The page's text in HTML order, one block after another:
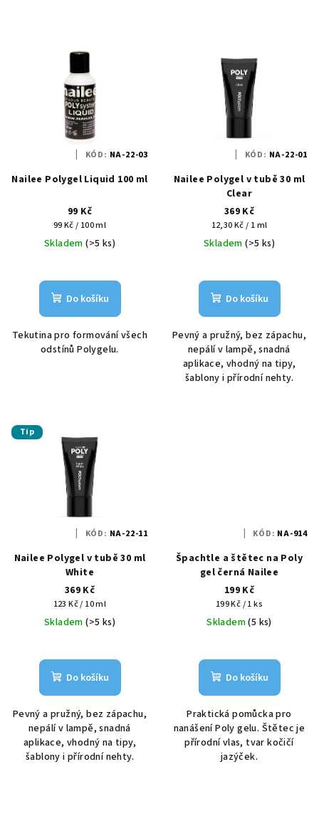
Nailee Polygel Liquid 100 ml
99 Kč
Měrná
cena:
99 Kč / 100 ml
Skladem(>5 ks)
Do košíku
Tekutina pro formování všech
odstínů Polygelu.
KÓD: NA-22-03
Nailee Polygel v tubě 30 ml
Clear
369 Kč
Měrná
cena:
12,30 Kč / 1 ml
Skladem(>5 ks)
Do košíku
Pevný a pružný, bez zápachu,
nepálí v lampě, snadná
aplikace, vhodný na tipy,
šablony i přírodní nehty.
KÓD: NA-22-01
Tip
Nailee Polygel v tubě 30 ml
White
369 Kč
Měrná
cena:
123 Kč / 10 ml
Skladem(>5 ks)
Do košíku
Pevný a pružný, bez zápachu,
nepálí v lampě, snadná
aplikace, vhodný na tipy,
šablony i přírodní nehty.
KÓD: NA-22-11
Špachtle a štětec na Poly
gel černá Nailee
199 Kč
Měrná
cena:
199 Kč / 1 ks
Skladem(5 ks)
Do košíku
Praktická pomůcka pro
nanášení Poly gelu. Štětec je
přírodní vlas, tvar kočičí
jazýček.
KÓD: NA-914